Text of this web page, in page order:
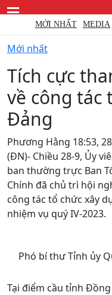
MỚI NHẤT MEDIA
Mới nhất
Tích cực
về công tác
Đảng
Phương Hằng 18:53,
(ĐN)- Chiều 28-9, Ủy
ban thường trực Ban
Chính đã chủ trì hội
công tác tổ chức xây
nhiệm vụ quý IV-2023.
Phó bí thư Tỉnh ủy
Tại điểm cầu tỉnh